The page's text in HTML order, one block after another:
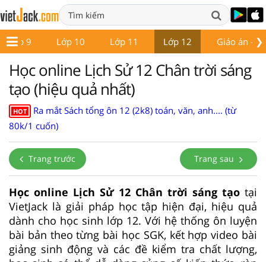
❯
Lớp 9 Lớp 10 Lớp 11 Lớp 12 Giáo án -
Học online Lịch Sử 12 Chân trời sáng
tạo (hiệu quả nhất)
HOT
Ra mắt Sách tổng ôn 12 (2k8) toán, văn, anh.... (từ
80k/1 cuốn)
Trang trước Trang sau
Học online Lịch Sử 12 Chân trời sáng tạo tại
VietJack là giải pháp học tập hiện đại, hiệu quả
dành cho học sinh lớp 12. Với hệ thống ôn luyện
bài bản theo từng bài học SGK, kết hợp video bài
giảng sinh động và các đề kiểm tra chất lượng,